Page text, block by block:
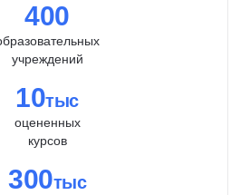
400
учреждений
10тыс
оцененных
курсов
300тыс